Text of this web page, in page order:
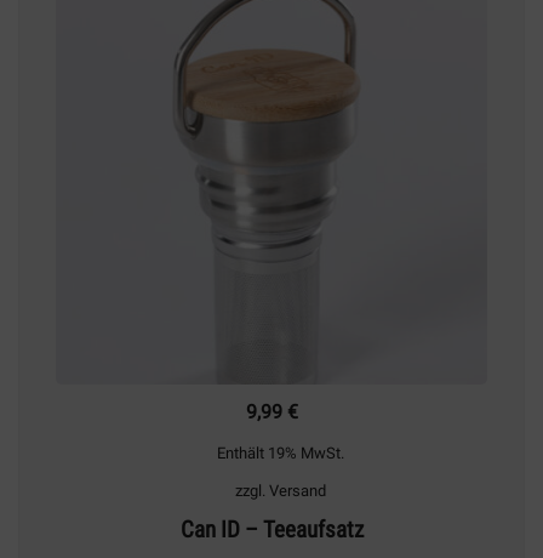
9,99 €
Enthält 19% MwSt.
zzgl. Versand
Can ID – Teeaufsatz